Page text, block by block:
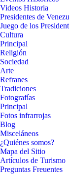
Videos Historia
Presidentes de
Juego de los
Cultura
Principal
Religión
Sociedad
Arte
Refranes
Tradiciones
Fotografías
Principal
Fotos infrarrojas
Blog
Misceláneos
¿Quiénes somos?
Mapa del Sitio
Artículos de Turismo
Preguntas Freuentes